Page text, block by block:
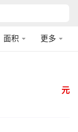
面积 更多
元